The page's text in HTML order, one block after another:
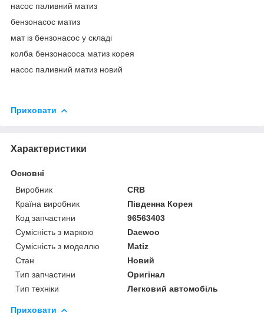
насос паливний матиз
бензонасос матиз
мат із бензонасос у складі
колба бензонасоса матиз корея
насос паливний матиз новий
Приховати
Характеристики
Основні
Виробник
CRB
Країна виробник
Південна Корея
Код запчастини
96563403
Сумісність з маркою
Daewoo
Сумісність з моделлю
Matiz
Стан
Новий
Тип запчастини
Оригінал
Тип техніки
Легковий автомобіль
Приховати